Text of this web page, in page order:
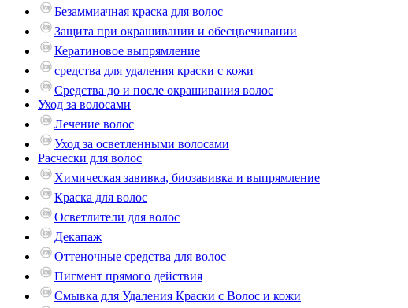
Безаммиачная краска для волос
Защита при окрашивании и обесцвечивании
Кератиновое выпрямление
средства для удаления краски с кожи
Средства до и после окрашивания волос
Уход за волосами
Лечение волос
Уход за осветленными волосами
Расчески для волос
Химическая завивка, биозавивка и выпрямление
Краска для волос
Осветлители для волос
Декапаж
Оттеночные средства для волос
Пигмент прямого действия
Смывка для Удаления Краски с Волос и кожи